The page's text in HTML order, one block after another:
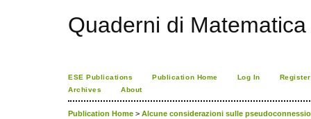
Quaderni di Matematica
ESE Publications Publication Home Log In
Register
Archives
About
Publication Home > Alcune considerazioni sulle